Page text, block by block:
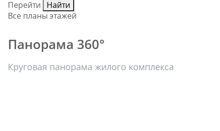
Перейти
Найти
Все планы этажей
Панорама 360°
Круговая панорама жилого комплекса